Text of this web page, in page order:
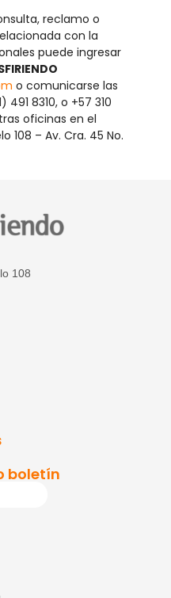
reclamo o
con la
puede ingresar
o comunicarse las
491 8310, o +57 310
oficinas en el
108 – Av. Cra. 45 No.
108
boletín